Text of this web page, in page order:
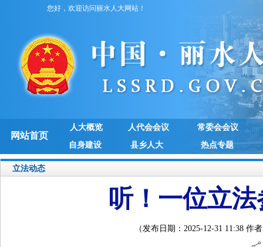
您好，欢迎访问丽水人大网站！
网站首页
人大概览 人代会会议
常委会会议
自身建设
县乡人大 热点专题
立法动态
听！一位立
（发布日期：2025-12-31 11:38